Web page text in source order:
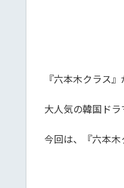
『六本木クラス
大人気の韓国ド
今回は、『六本木